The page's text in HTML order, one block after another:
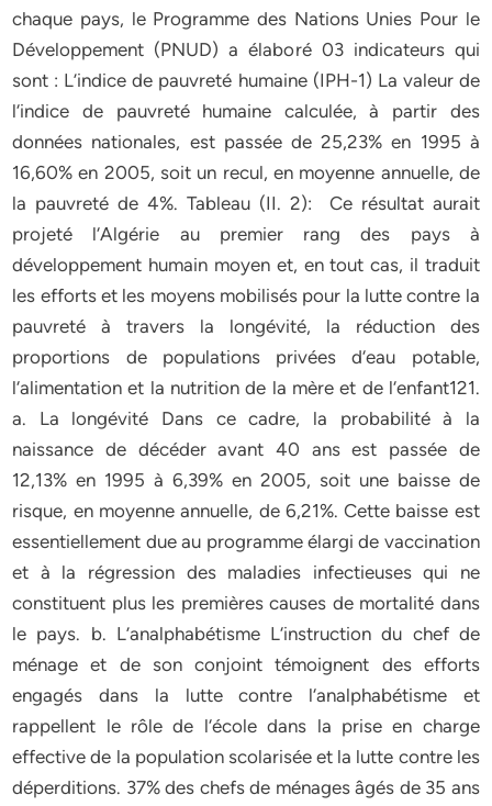
chaque pays, le Programme des Nations Unies Pour le
Développement (PNUD) a élaboré 03 indicateurs qui
sont : L’indice de pauvreté humaine (IPH-1) La valeur de
l‘indice de pauvreté humaine calculée, à partir des
données nationales, est passée de 25,23% en 1995 à
16,60% en 2005, soit un recul, en moyenne annuelle, de
la pauvreté de 4%. Tableau (II. 2): Ce résultat aurait
projeté l‘Algérie au premier rang des pays à
développement humain moyen et, en tout cas, il traduit
les efforts et les moyens mobilisés pour la lutte contre la
pauvreté à travers la longévité, la réduction des
proportions de populations privées d‘eau potable,
l‘alimentation et la nutrition de la mère et de l‘enfant121.
a. La longévité Dans ce cadre, la probabilité à la
naissance de décéder avant 40 ans est passée de
12,13% en 1995 à 6,39% en 2005, soit une baisse de
risque, en moyenne annuelle, de 6,21%. Cette baisse est
essentiellement due au programme élargi de vaccination
et à la régression des maladies infectieuses qui ne
constituent plus les premières causes de mortalité dans
le pays. b. L’analphabétisme L‘instruction du chef de
ménage et de son conjoint témoignent des efforts
engagés dans la lutte contre l‘analphabétisme et
rappellent le rôle de l‘école dans la prise en charge
effective de la population scolarisée et la lutte contre les
déperditions. 37% des chefs de ménages âgés de 35 ans